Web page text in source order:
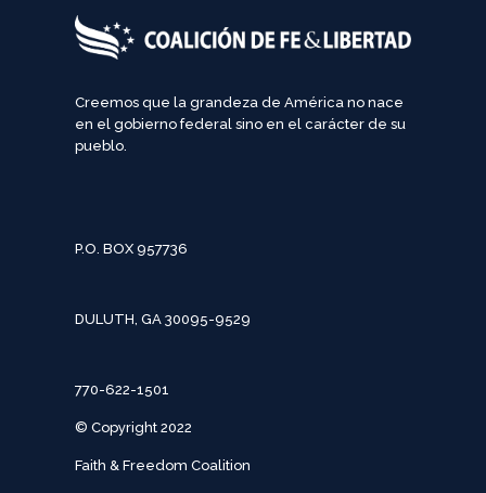
Creemos que la grandeza de América no nace
en el gobierno federal sino en el carácter de su
pueblo.
P.O. BOX 957736
DULUTH, GA 30095-9529
770-622-1501
© Copyright 2022
Faith & Freedom Coalition